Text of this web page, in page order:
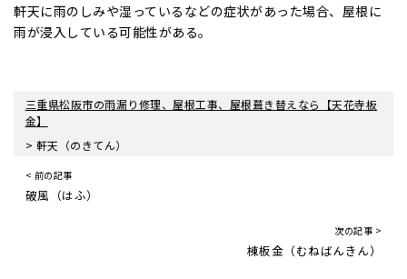
軒天に雨のしみや湿っているなどの症状があった場合、屋根に
雨が浸入している可能性がある。
三重県松阪市の雨漏り修理、屋根工事、屋根葺き替えなら【天花寺板
金】
> 軒天（のきてん）
< 前の記事
破風（はふ）
次の記事 >
棟板金（むねばんきん）